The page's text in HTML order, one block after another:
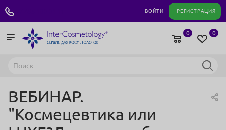
ВОЙТИ РЕГИСТРАЦИЯ
0
0
ВЕБИНАР.
"Космецевтика или